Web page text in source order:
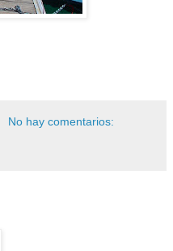
No hay comentarios: